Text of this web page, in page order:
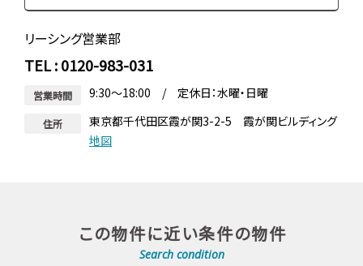
リーシング営業部
TEL : 0120-983-031
営業時間 9:30～18:00 / 定休日：水曜・日曜
住所
東京都千代田区霞が関3-2-5 霞が関ビルディング
地図
この物件に近い条件の物件
Search condition